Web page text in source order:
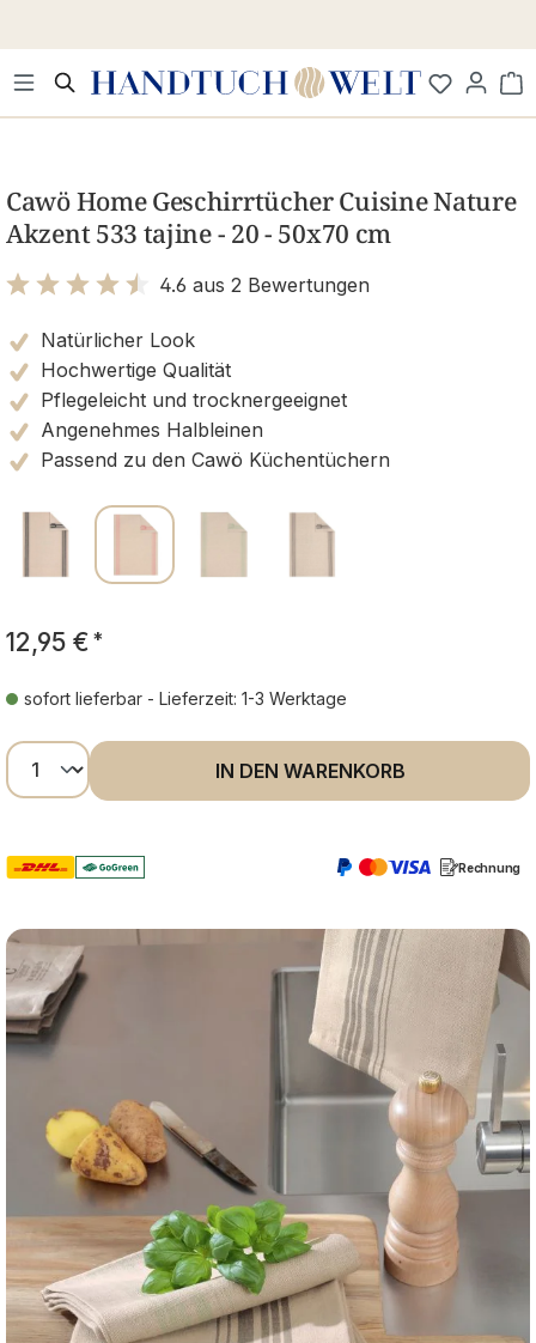
Cawö Home Geschirrtücher Cuisine Nature
Akzent 533 tajine - 20 - 50x70 cm
4.6 aus 2 Bewertungen
Natürlicher Look
Hochwertige Qualität
Pflegeleicht und trocknergeeignet
Angenehmes Halbleinen
Passend zu den Cawö Küchentüchern
12,95 € *
sofort lieferbar - Lieferzeit: 1-3 Werktage
Produkt Anzahl: Gib den gewünschten
IN DEN WARENKORB
Rechnung